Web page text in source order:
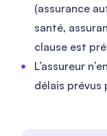
(assurance
santé,
clause est
L’assureur
délais prévus